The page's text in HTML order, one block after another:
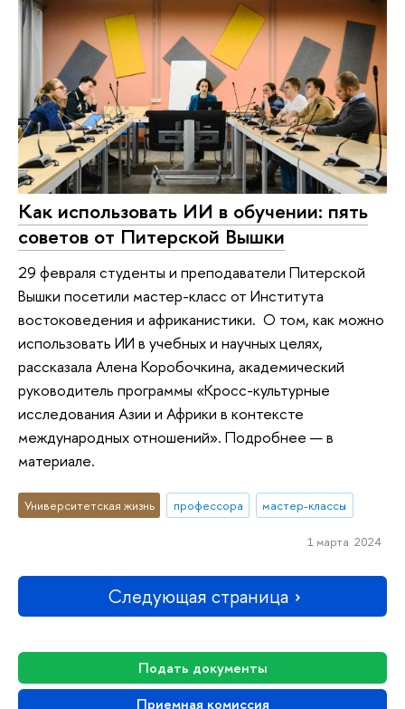
Подать документы
Приемная комиссия
Как использовать ИИ в обучении: пять
советов от Питерской Вышки
29 февраля студенты и преподаватели Питерской
Вышки посетили мастер-класс от Института
востоковедения и африканистики. О том, как можно
использовать ИИ в учебных и научных целях,
рассказала Алена Коробочкина, академический
руководитель программы «Кросс-культурные
исследования Азии и Африки в контексте
международных отношений». Подробнее — в
материале.
Университетская жизнь профессора мастер-классы
1 марта 2024
Следующая страница